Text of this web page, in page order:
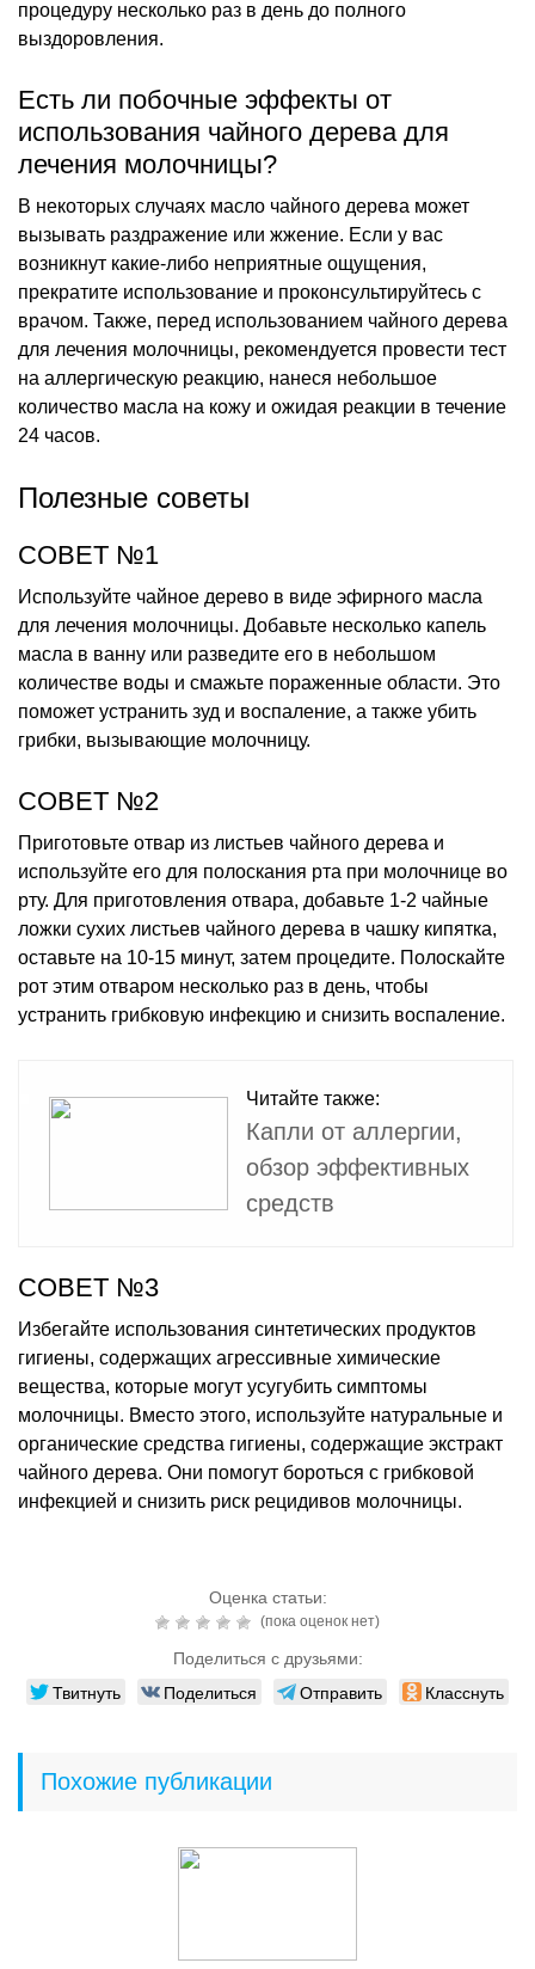
процедуру несколько раз в день до полного
выздоровления.
Есть ли побочные эффекты от
использования чайного дерева для
лечения молочницы?
В некоторых случаях масло чайного дерева может
вызывать раздражение или жжение. Если у вас
возникнут какие-либо неприятные ощущения,
прекратите использование и проконсультируйтесь с
врачом. Также, перед использованием чайного дерева
для лечения молочницы, рекомендуется провести тест
на аллергическую реакцию, нанеся небольшое
количество масла на кожу и ожидая реакции в течение
24 часов.
Полезные советы
СОВЕТ №1
Используйте чайное дерево в виде эфирного масла
для лечения молочницы. Добавьте несколько капель
масла в ванну или разведите его в небольшом
количестве воды и смажьте пораженные области. Это
поможет устранить зуд и воспаление, а также убить
грибки, вызывающие молочницу.
СОВЕТ №2
Приготовьте отвар из листьев чайного дерева и
используйте его для полоскания рта при молочнице во
рту. Для приготовления отвара, добавьте 1-2 чайные
ложки сухих листьев чайного дерева в чашку кипятка,
оставьте на 10-15 минут, затем процедите. Полоскайте
рот этим отваром несколько раз в день, чтобы
устранить грибковую инфекцию и снизить воспаление.
Читайте также:
Капли от аллергии,
обзор эффективных
средств
СОВЕТ №3
Избегайте использования синтетических продуктов
гигиены, содержащих агрессивные химические
вещества, которые могут усугубить симптомы
молочницы. Вместо этого, используйте натуральные и
органические средства гигиены, содержащие экстракт
чайного дерева. Они помогут бороться с грибковой
инфекцией и снизить риск рецидивов молочницы.
Оценка статьи:
(пока оценок нет)
Поделиться с друзьями:
Твитнуть Поделиться Отправить Класснуть
Похожие публикации